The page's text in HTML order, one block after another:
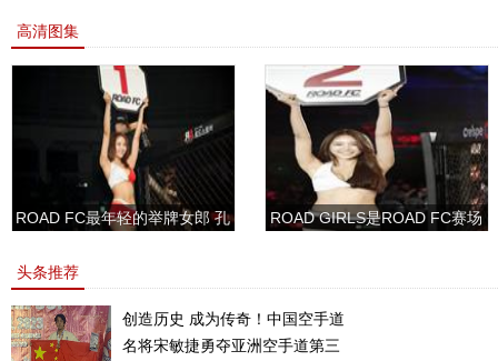
高清图集
ROAD FC最年轻的举牌女郎 孔
ROAD GIRLS是ROAD FC赛场
头条推荐
创造历史 成为传奇！中国空手道
名将宋敏捷勇夺亚洲空手道第三